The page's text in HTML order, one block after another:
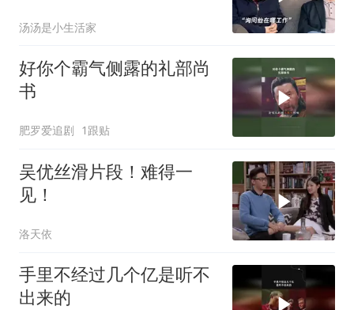
汤汤是小生活家
好你个霸气侧露的礼部尚
书
肥罗爱追剧 1跟贴
吴优丝滑片段！难得一
见！
洛天依
手里不经过几个亿是听不
出来的